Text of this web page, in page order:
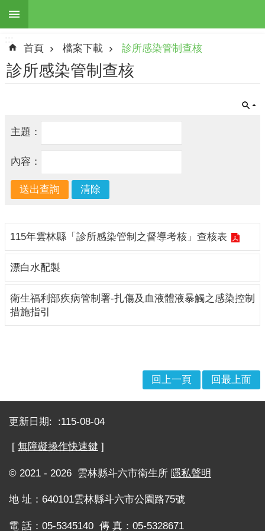
跳到主要內容區塊
進
階
搜
尋
最
訊
本
簡
介
地
位
置
服
務
皮
務
:::
首頁 檔案下載 診所感染管制查核
診所感染管制查核
主題：
內容：
115年雲林縣「診所感染管制之督導考核」查核表
漂白水配製
衛生福利部疾病管制署-扎傷及血液體液暴觸之感染控制
措施指引
回上一頁 回最上面
更新日期:
115-08-04
[ 無障礙操作快速鍵 ]
© 2021 - 2026 雲林縣斗六市衛生所 隱私聲明
地 址：640101雲林縣斗六市公園路75號
電 話：05-5345140 傳 真：05-5328671